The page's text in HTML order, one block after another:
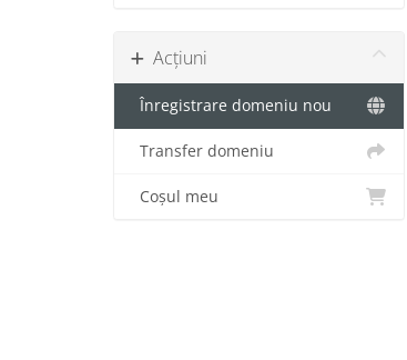
Acțiuni
Înregistrare domeniu nou
Transfer domeniu
Coșul meu